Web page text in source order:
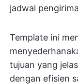
jadwal
Template ini
tujuan yang
dengan efisien